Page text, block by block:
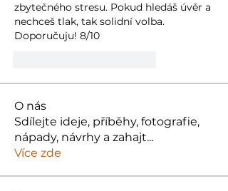
zbytečného stresu. Pokud hledáš úvěr a
nechceš tlak, tak solidní volba.
Doporučuju! 8/10
O nás
Sdílejte ideje, příběhy, fotografie,
nápady, návrhy a zahajt...
Více zde